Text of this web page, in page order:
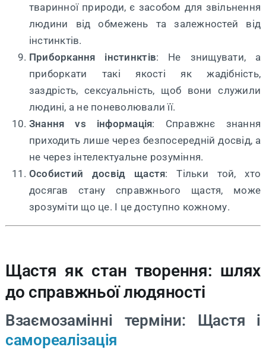
тваринної природи, є засобом для звільнення
людини від обмежень та залежностей від
інстинктів.
Приборкання інстинктів: Не знищувати, а
приборкати такі якості як жадібність,
заздрість, сексуальність, щоб вони служили
людині, а не поневолювали її.
Знанняvs інформація: Справжнє знання
приходить лише через безпосередній досвід, а
не через інтелектуальне розуміння.
Особистий досвід щастя: Тільки той, хто
досягав стану справжнього щастя, може
зрозуміти що це. І це доступно кожному.
Щастя як стан творення: шлях
до справжньої людяності
Взаємозамінні терміни: Щастя і
самореалізація